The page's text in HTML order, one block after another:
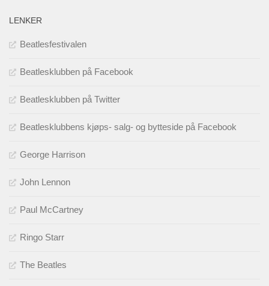
LENKER
Beatlesfestivalen
Beatlesklubben på Facebook
Beatlesklubben på Twitter
Beatlesklubbens kjøps- salg- og bytteside på Facebook
George Harrison
John Lennon
Paul McCartney
Ringo Starr
The Beatles